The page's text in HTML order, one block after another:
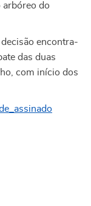
arbóreo do
encontra-
das duas
com início dos